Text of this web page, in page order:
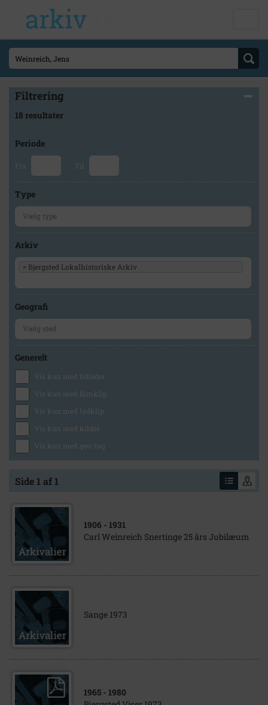
Filtrering
18 resultater
Periode
Fra Til
Type
Arkiv
× Bjergsted Lokalhistoriske Arkiv
Geografi
Generelt
Vis kun med billeder
Vis kun med filmklip
Vis kun med lydklip
Vis kun med kilder
Vis kun med geo-tag
Side 1 af 1
1906 - 1931
Carl Weinreich Snertinge 25 års Jubilæum
Sange 1973
1965 - 1980